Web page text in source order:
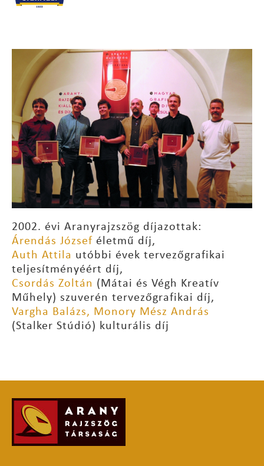
2002. évi Aranyrajzszög díjazottak:
Árendás József életmű díj,
Auth Attila utóbbi évek tervezőgrafikai
teljesítményéért díj,
Csordás Zoltán (Mátai és Végh Kreatív
Műhely) szuverén tervezőgrafikai díj,
Vargha Balázs, Monory Mész András
(Stalker Stúdió) kulturális díj